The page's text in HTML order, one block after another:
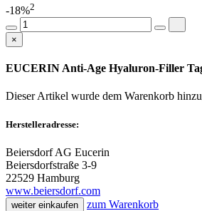
-18%2
×
EUCERIN Anti-Age Hyaluron-Filler
Dieser Artikel wurde dem Warenkorb
Herstelleradresse:
Beiersdorf AG Eucerin
Beiersdorfstraße 3-9
22529 Hamburg
www.beiersdorf.com
weiter einkaufen zum Warenkorb